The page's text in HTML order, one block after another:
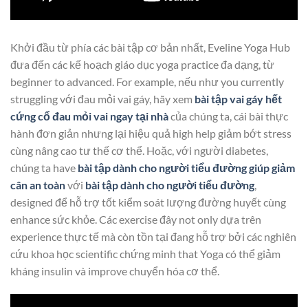
Khởi đầu từ phía các bài tập cơ bản nhất, Eveline Yoga Hub
đưa đến các kế hoạch giáo dục yoga practice đa dạng, từ
beginner to advanced. For example, nếu như you currently
struggling với đau mỏi vai gáy, hãy xem bài tập vai gáy hết
cứng cổ đau mỏi vai ngay tại nhàcủa chúng ta, cái bài thực
hành đơn giản nhưng lại hiệu quả high help giảm bớt stress
cùng nâng cao tư thế cơ thể. Hoặc, với người diabetes,
chúng ta have bài tập dành cho người tiểu đường giúp giảm
cân an toànvới bài tập dành cho người tiểu đường
designed để hỗ trợ tốt kiểm soát lượng đường huyết cùng
enhance sức khỏe. Các exercise đây not only dựa trên
experience thực tế mà còn tồn tại đang hỗ trợ bởi các nghiên
cứu khoa học scientific chứng minh that Yoga có thể giảm
kháng insulin và improve chuyển hóa cơ thể.